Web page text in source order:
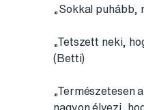
„Sokkal puhább,
„Tetszett neki,
(Betti)
„Természetesen
nagyon élvezi,